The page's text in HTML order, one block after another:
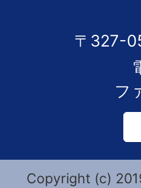
〒327-
フ
Copyright (c)